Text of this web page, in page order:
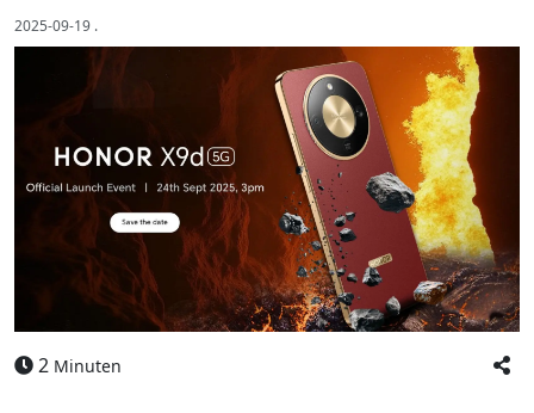
2025-09-19 .
2 Minuten